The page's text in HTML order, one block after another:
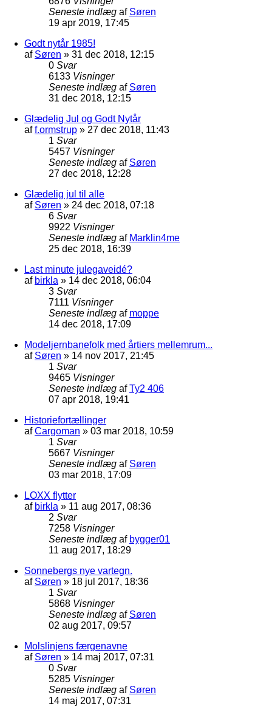
Seneste indlæg af Søren
19 apr 2019, 17:45
Godt nytår 1985!
af Søren » 31 dec 2018, 12:15
0 Svar
6133 Visninger
Seneste indlæg af Søren
31 dec 2018, 12:15
Glædelig Jul og Godt Nytår
aff.ormstrup » 27 dec 2018, 11:43
1 Svar
5457 Visninger
Seneste indlæg af Søren
27 dec 2018, 12:28
Glædelig jul til alle
af Søren » 24 dec 2018, 07:18
6 Svar
9922 Visninger
Seneste indlæg af Marklin4me
25 dec 2018, 16:39
Last minute julegaveidé?
af birkla » 14 dec 2018, 06:04
3 Svar
7111 Visninger
Seneste indlæg af moppe
14 dec 2018, 17:09
Modeljernbanefolk med årtiers mellemrum...
af Søren » 14 nov 2017, 21:45
1 Svar
9465 Visninger
Seneste indlæg afTy2 406
07 apr 2018, 19:41
Historiefortællinger
afCargoman » 03 mar 2018, 10:59
1 Svar
5667 Visninger
Seneste indlæg af Søren
03 mar 2018, 17:09
LOXX flytter
af birkla » 11 aug 2017, 08:36
2 Svar
7258 Visninger
Seneste indlæg af bygger01
11 aug 2017, 18:29
Sonnebergs nye vartegn.
af Søren » 18 jul 2017, 18:36
1 Svar
5868 Visninger
Seneste indlæg af Søren
02 aug 2017, 09:57
Molslinjens færgenavne
af Søren » 14 maj 2017, 07:31
0 Svar
5285 Visninger
Seneste indlæg af Søren
14 maj 2017, 07:31